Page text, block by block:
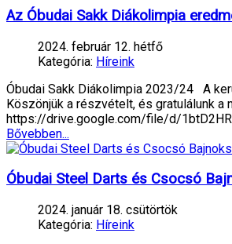
Az Óbudai Sakk Diákolimpia
2024. február 12. hétfő
Kategória: Híreink
Óbudai Sakk Diákolimpia 2023/24 A
Köszönjük a részvételt, és gratulálunk
https://drive.google.com/file/d/
Bővebben...
Óbudai Steel Darts és Csocsó
2024. január 18. csütörtök
Kategória: Híreink